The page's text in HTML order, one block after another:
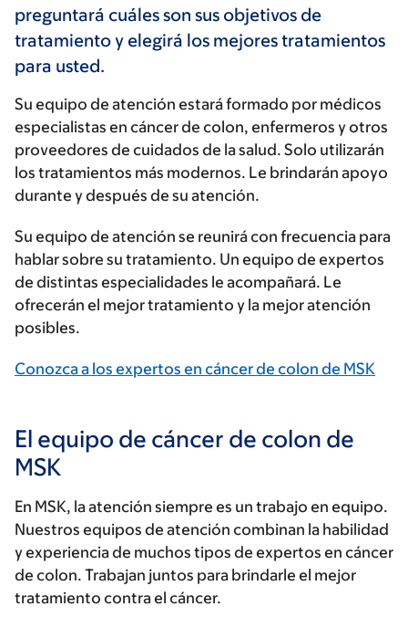
preguntará cuáles son sus objetivos de
tratamiento y elegirá los mejores tratamientos
para usted.
Su equipo de atención estará formado por médicos
especialistas en cáncer de colon, enfermeros y otros
proveedores de cuidados de la salud. Solo utilizarán
los tratamientos más modernos. Le brindarán apoyo
durante y después de su atención.
Su equipo de atención se reunirá con frecuencia para
hablar sobre su tratamiento. Un equipo de expertos
de distintas especialidades le acompañará. Le
ofrecerán el mejor tratamiento y la mejor atención
posibles.
Conozca a los expertos en cáncer de colon de MSK
El equipo de cáncer de colon de
MSK
En MSK, la atención siempre es un trabajo en equipo.
Nuestros equipos de atención combinan la habilidad
y experiencia de muchos tipos de expertos en cáncer
de colon. Trabajan juntos para brindarle el mejor
tratamiento contra el cáncer.